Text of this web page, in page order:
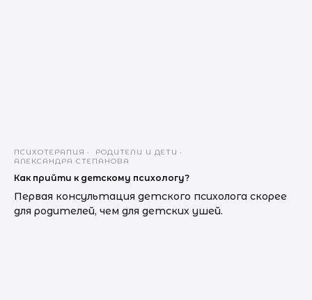
ПСИХОТЕРАПИЯ
РОДИТЕЛИ И ДЕТИ
АЛЕКСАНДРА СТЕПАНОВА
Как прийти к детскому психологу?
Первая консультация детского психолога скорее
для родителей, чем для детских ушей.